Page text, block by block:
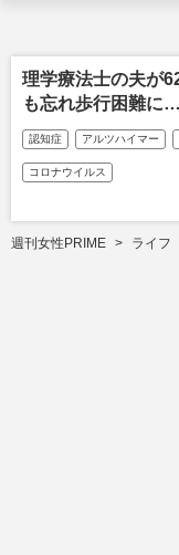
理学療法士の夫が
も忘れ歩行困難に
認知症 アルツハイマー
コロナウイルス
週刊女性PRIME ライフ